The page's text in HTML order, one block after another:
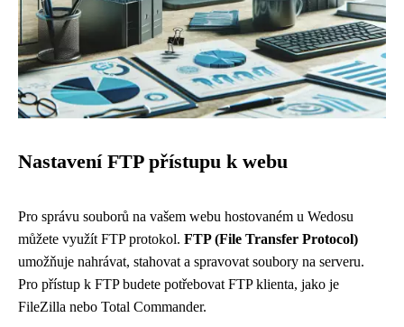
Nastavení FTP přístupu k webu
Pro správu souborů na vašem webu hostovaném u Wedosu
můžete využít FTP protokol. FTP (File Transfer Protocol)
umožňuje nahrávat, stahovat a spravovat soubory na serveru.
Pro přístup k FTP budete potřebovat FTP klienta, jako je
FileZilla nebo Total Commander.